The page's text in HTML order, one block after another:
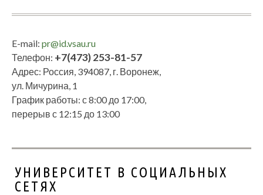
E-mail: pr@id.vsau.ru
Телефон: +7(473) 253-81-57
Адрес: Россия, 394087, г. Воронеж,
ул. Мичурина, 1
График работы: с 8:00 до 17:00,
перерыв с 12:15 до 13:00
УНИВЕРСИТЕТ В СОЦИАЛЬНЫХ
СЕТЯХ